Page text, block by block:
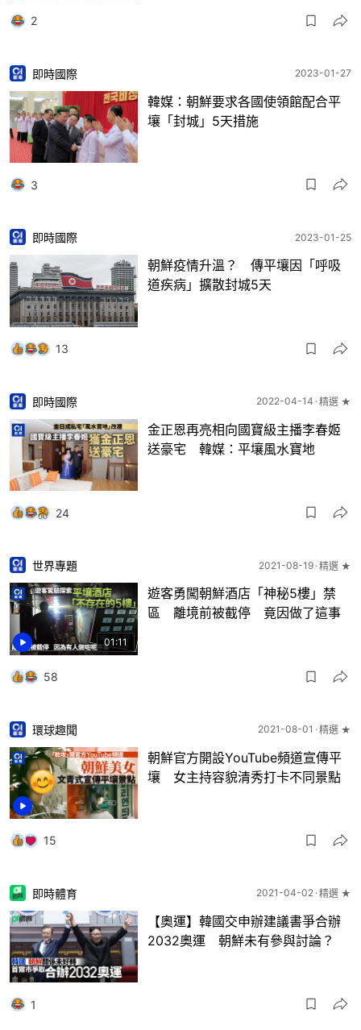
2
即時國際 2023-01-27
韓媒：朝鮮要求各國使領館配合平
壤「封城」5天措施
3
即時國際 2023-01-25
朝鮮疫情升溫？ 傳平壤因「呼吸
道疾病」擴散封城5天
13
即時國際 2022-04-14 精選 ★
金正恩再亮相向國寶級主播李春姬
送豪宅 韓媒：平壤風水寶地
24
01:11
世界專題 2021-08-19 精選 ★
遊客勇闖朝鮮酒店「神秘5樓」禁
區 離境前被截停 竟因做了這事
58
環球趣聞 2021-08-01 精選 ★
朝鮮官方開設YouTube頻道宣傳平
壤 女主持容貌清秀打卡不同景點
15
即時體育 2021-04-02 精選 ★
【奧運】韓國交申辦建議書爭合辦
2032奧運 朝鮮未有參與討論？
1